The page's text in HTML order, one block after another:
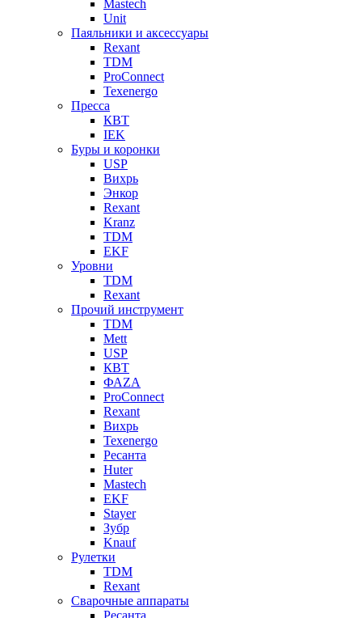
Mastech
Unit
Паяльники и аксессуары
Rexant
TDM
ProConnect
Texenergo
Пресса
КВТ
IEK
Буры и коронки
USP
Вихрь
Энкор
Rexant
Kranz
TDM
EKF
Уровни
TDM
Rexant
Прочий инструмент
TDM
Mett
USP
КВТ
ФАZА
ProConnect
Rexant
Вихрь
Texenergo
Ресанта
Huter
Mastech
EKF
Stayer
Зубр
Knauf
Рулетки
TDM
Rexant
Сварочные аппараты
Ресанта